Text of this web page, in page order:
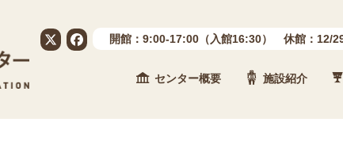
公益財団法人 石川県埋蔵文化財センター
開館：9:00-17:00（入館16:30） 休館：12/
センター概要 施設紹介